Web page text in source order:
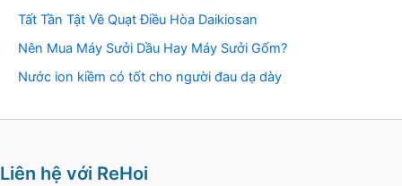
Tất Tần Tật Về Quạt Điều Hòa Daikiosan
Nên Mua Máy Sưởi Dầu Hay Máy Sưởi Gốm?
Nước ion kiềm có tốt cho người đau dạ dày
Liên hệ với ReHoi